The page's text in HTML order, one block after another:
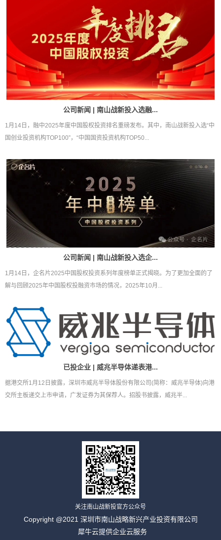
公司新闻 | 南山战新投入选融...
1月14日，融中2025年度中国股权投资排名重磅发布。其中，南山战新投入选“中
国创业投资机构TOP100”，“中国国资投资机构TOP50...
公司新闻 | 南山战新投入选企...
1月14日，企名片2025中国股权投资系列年度榜单正式揭晓。为了更加全面的了
解与回顾2025年中国股权投融资市场的情况，2025年10月...
已投企业 | 威兆半导体递表港...
据港交所1月12日披露，深圳市威兆半导体股份有限公司(简称：威兆半导体)向港
交所主板递交上市申请，广发证券为其保荐人。招股书披露，威兆半...
关注南山战新投官方公众号
Copyright @2021 深圳市南山战略新兴产业投资有限公司
犀牛云提供企业云服务